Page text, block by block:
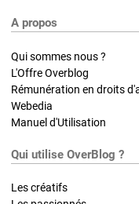
A propos
Qui sommes nous ?
L'Offre Overblog
Rémunération en droits
Webedia
Manuel d'Utilisation
Qui utilise OverBlog ?
Les créatifs